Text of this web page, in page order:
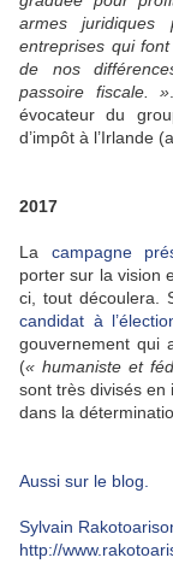
armes
entreprises qui
de nos
passoire fiscale. »
évocateur du
d’impôt à l’Irlande
2017
La campagne
porter sur la vision
ci, tout découlera.
candidat à
gouvernement qui
(« humaniste et
sont très divisés en
dans la
Aussi sur le blog.
Sylvain
http://